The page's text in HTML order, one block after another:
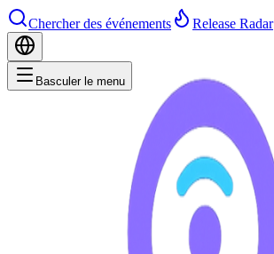
Chercher des événements Release Radar
Basculer le menu